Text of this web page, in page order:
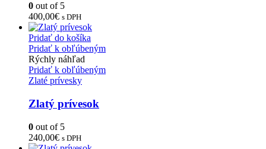
0 out of 5
400,00€ s DPH
Pridať do košíka
Pridať k obľúbeným
Rýchly náhľad
Pridať k obľúbeným
Zlaté prívesky
Zlatý prívesok
0 out of 5
240,00€ s DPH